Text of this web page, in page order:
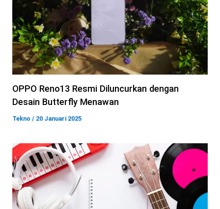
OPPO Reno13 Resmi Diluncurkan dengan
Desain Butterfly Menawan
Tekno / 20 Januari 2025